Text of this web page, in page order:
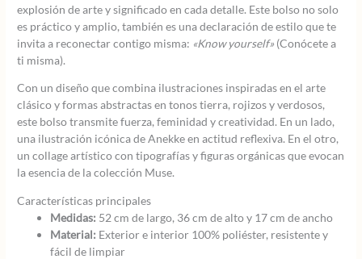
explosión de arte y significado en cada detalle. Este bolso no solo
es práctico y amplio, también es una declaración de estilo que te
invita a reconectar contigo misma: «Know yourself» (Conócete a
ti misma).
Con un diseño que combina ilustraciones inspiradas en el arte
clásico y formas abstractas en tonos tierra, rojizos y verdosos,
este bolso transmite fuerza, feminidad y creatividad. En un lado,
una ilustración icónica de Anekke en actitud reflexiva. En el otro,
un collage artístico con tipografías y figuras orgánicas que evocan
la esencia de la colección Muse.
Características principales
Medidas: 52 cm de largo, 36 cm de alto y 17 cm de ancho
Material: Exterior e interior 100% poliéster, resistente y
fácil de limpiar